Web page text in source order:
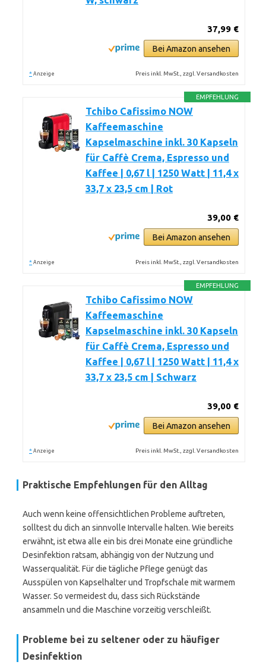
37,99 €
Bei Amazon ansehen
* Anzeige Preis inkl. MwSt., zzgl. Versandkosten
EMPFEHLUNG
Tchibo Cafissimo NOW
Kaffeemaschine
Kapselmaschine inkl. 30 Kapseln
für Caffè Crema, Espresso und
Kaffee | 0,67 l | 1250 Watt | 11,4 x
33,7 x 23,5 cm | Rot
39,00 €
Bei Amazon ansehen
* Anzeige Preis inkl. MwSt., zzgl. Versandkosten
EMPFEHLUNG
Tchibo Cafissimo NOW
Kaffeemaschine
Kapselmaschine inkl. 30 Kapseln
für Caffè Crema, Espresso und
Kaffee | 0,67 l | 1250 Watt | 11,4 x
33,7 x 23,5 cm | Schwarz
39,00 €
Bei Amazon ansehen
* Anzeige Preis inkl. MwSt., zzgl. Versandkosten
Praktische Empfehlungen für den Alltag
Auch wenn keine offensichtlichen Probleme auftreten,
solltest du dich an sinnvolle Intervalle halten. Wie bereits
erwähnt, ist etwa alle ein bis drei Monate eine gründliche
Desinfektion ratsam, abhängig von der Nutzung und
Wasserqualität. Für die tägliche Pflege genügt das
Ausspülen von Kapselhalter und Tropfschale mit warmem
Wasser. So vermeidest du, dass sich Rückstände
ansammeln und die Maschine vorzeitig verschleißt.
Probleme bei zu seltener oder zu häufiger
Desinfektion